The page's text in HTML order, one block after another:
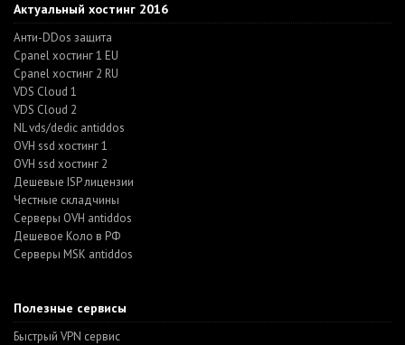
Актуальный хостинг 2016
Анти-DDos защита
Cpanel хостинг 1 EU
Cpanel хостинг 2 RU
VDS Cloud 1
VDS Cloud 2
NL vds/dedic antiddos
OVH ssd хостинг 1
OVH ssd хостинг 2
Дешевые ISP лицензии
Честные складчины
Серверы OVH antiddos
Дешевое Коло в РФ
Серверы MSK antiddos
Полезные сервисы
Быстрый VPN сервис